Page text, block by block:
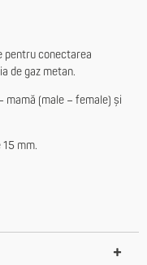
pentru conectarea
de gaz metan.
(male – female) și
mm.